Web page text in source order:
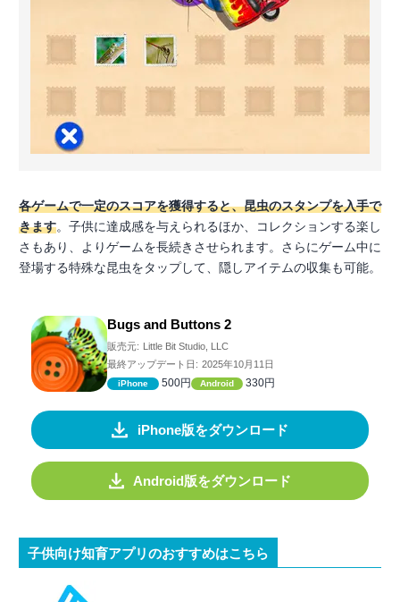
各ゲームで一定のスコアを獲得すると、昆虫のスタンプを入手で
きます。子供に達成感を与えられるほか、コレクションする楽し
さもあり、よりゲームを長続きさせられます。さらにゲーム中に
登場する特殊な昆虫をタップして、隠しアイテムの収集も可能。
Bugs and Buttons 2
販売元: Little Bit Studio, LLC
最終アップデート日: 2025年10月11日
iPhone 500円 Android 330円
iPhone版をダウンロード
Android版をダウンロード
子供向け知育アプリのおすすめはこちら